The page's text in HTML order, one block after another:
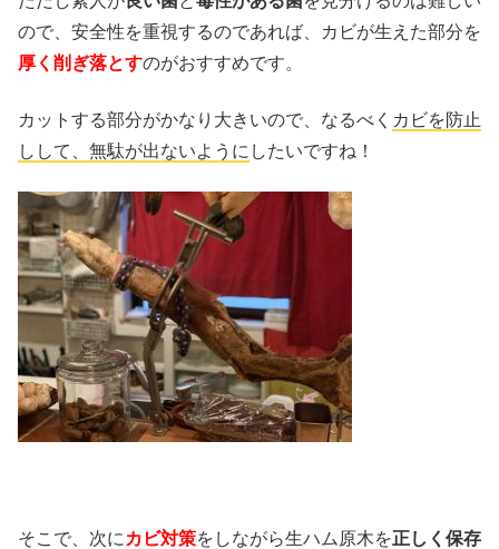
ので、安全性を重視するのであれば、カビが生えた部分を
厚く 削ぎ落とすのがおすすめです。
カットする部分がかなり大きいので、なるべく カビを防止
しして、無駄が出ないように したいですね！
そこで、次に カビ対策をしながら生ハム原木を正しく保存